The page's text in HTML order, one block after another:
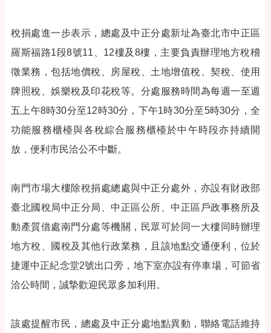
稅捐處進一步表示，總處及中正分處新址為臺北市中正區
羅斯福路1段8號11、12樓及8樓，主要負責辦理地方稅稽
徵業務，包括地價稅、房屋稅、土地增值稅、契稅、使用
牌照稅、娛樂稅及印花稅等。分處服務時間為每週一至週
五上午8時30分至12時30分，下午1時30分至5時30分，全
功能服務櫃檯與各稅綜合服務櫃檯於中午時段亦持續開
放，便利市民洽公不中斷。
南門市場大樓除稅捐處總處與中正分處外，亦設有財政部
臺北國稅局中正分局、中正區公所、中正區戶政事務所及
動產質借處南門分處等機關，民眾可於同一大樓同時辦理
地方稅、國稅及其他行政業務，且該地點交通便利，位於
捷運中正紀念堂2號出口旁，地下室亦設有停車場，可節省
洽公時間，誠摯歡迎民眾多加利用。
該處提醒市民，總處及中正分處地點異動，聯絡電話維持